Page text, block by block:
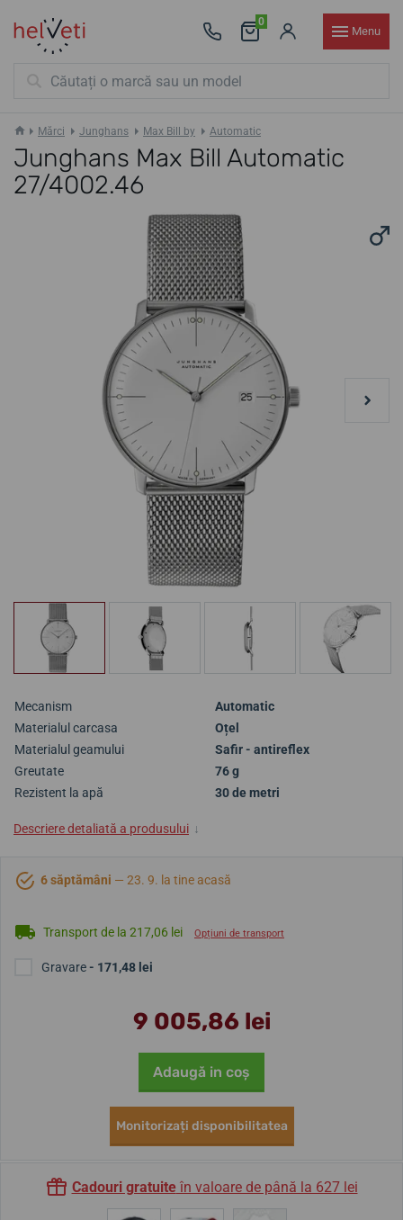
0
Menu
Mărci Junghans Max Bill by Automatic
Junghans Max Bill Automatic
27/4002.46
Mecanism
Automatic
Materialul carcasa
Oțel
Materialul geamului
Safir - antireflex
Greutate
76 g
Rezistent la apă
30 de metri
Descriere detaliată a produsului ↓
6 săptămâni — 23. 9. la tine acasă
Transport de la 217,06 lei Opțiuni de transport
Gravare- 171,48 lei
9 005,86 lei
Adaugă in coş
Monitorizați disponibilitatea
Cadouri gratuiteîn valoare de până la 627 lei